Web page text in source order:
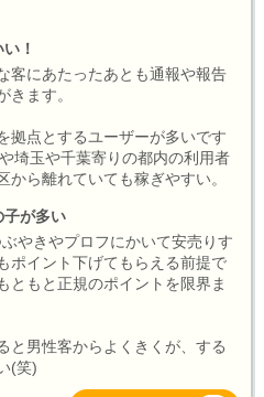
！
客にあたったあとも通報や報告
きます。
拠点とするユーザーが多いです
埼玉や千葉寄りの都内の利用者
から離れていても稼ぎやすい。
子が多い
やきやプロフにかいて安売りす
ポイント下げてもらえる前提で
ともと正規のポイントを限界ま
と男性客からよくきくが、する
(笑)